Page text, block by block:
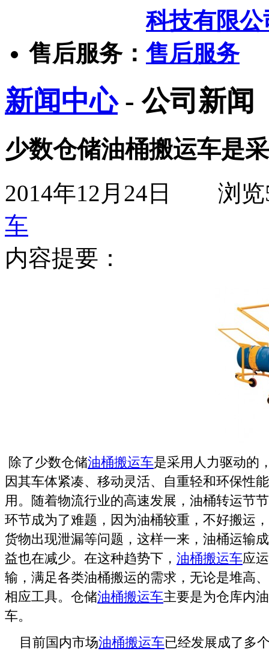
售后服务：
新闻中心- 公司新闻
少数仓储油桶搬运车是
2014年12月24日 浏览
车
内容提要：
除了少数仓储油桶搬运车是采用人力驱动的
因其车体紧凑、移动灵活、自重轻和环保性
用。随着物流行业的高速发展，油桶转运节
环节成为了难题，因为油桶较重，不好搬运
货物出现泄漏等问题，这样一来，油桶运输
益也在减少。在这种趋势下， 油桶搬运车应
输，满足各类油桶搬运的需求，无论是堆高
相应工具。仓储油桶搬运车主要是为仓库内
车。
目前国内市场油桶搬运车已经发展成了多